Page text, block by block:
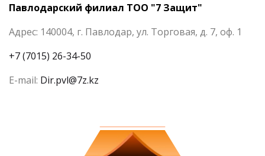
Павлодарский филиал ТОО "7 Защит"
Адрес: 140004, г. Павлодар, ул. Торговая, д. 7, оф. 1
+7 (7015) 26-34-50
E-mail: Dir.pvl@7z.kz